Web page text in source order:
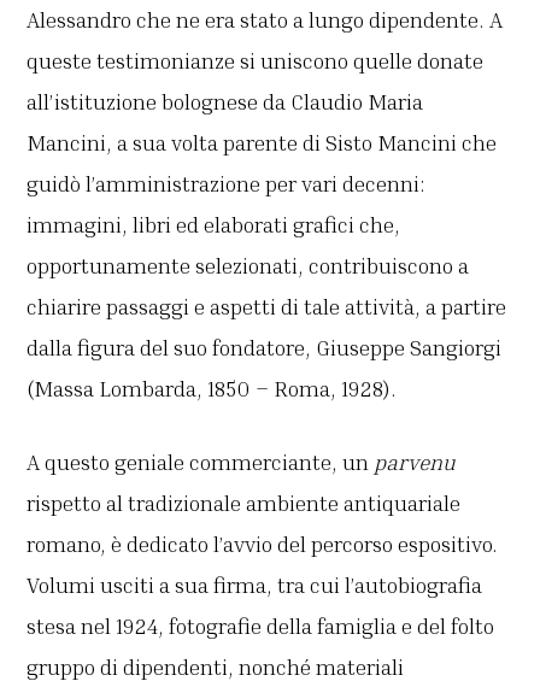
Alessandro che ne era stato a lungo dipendente. A
queste testimonianze si uniscono quelle donate
all’istituzione bolognese da Claudio Maria
Mancini, a sua volta parente di Sisto Mancini che
guidò l’amministrazione per vari decenni:
immagini, libri ed elaborati grafici che,
opportunamente selezionati, contribuiscono a
chiarire passaggi e aspetti di tale attività, a partire
dalla figura del suo fondatore, Giuseppe Sangiorgi
(Massa Lombarda, 1850 – Roma, 1928).
A questo geniale commerciante, un parvenu
rispetto al tradizionale ambiente antiquariale
romano, è dedicato l’avvio del percorso espositivo.
Volumi usciti a sua firma, tra cui l’autobiografia
stesa nel 1924, fotografie della famiglia e del folto
gruppo di dipendenti, nonché materiali